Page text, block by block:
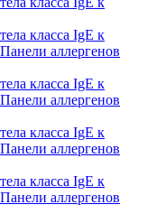
класса IgE к
аллергенов
класса IgE к
аллергенов
класса IgE к
аллергенов
класса IgE к
аллергенов